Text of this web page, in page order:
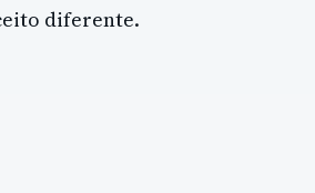
diferente.